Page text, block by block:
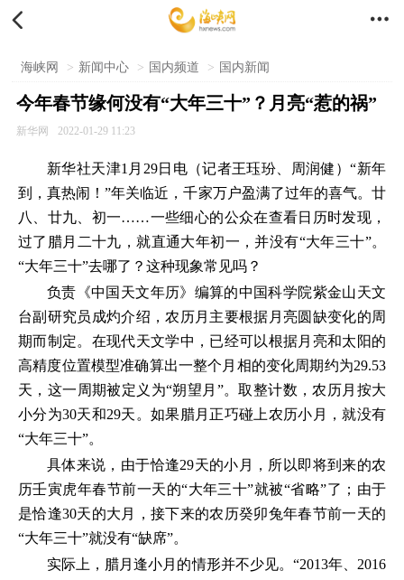
 
海峡网 > 新闻中心 > 国内频道 > 国内新闻
今年春节缘何没有“大年三十”？月亮“惹的祸”
新华网 2022-01-29 11:23
新华社天津1月29日电（记者王珏玢、周润健）“新年
到，真热闹！”年关临近，千家万户盈满了过年的喜气。廿
八、廿九、初一……一些细心的公众在查看日历时发现，
过了腊月二十九，就直通大年初一，并没有“大年三十”。
“大年三十”去哪了？这种现象常见吗？
负责《中国天文年历》编算的中国科学院紫金山天文
台副研究员成灼介绍，农历月主要根据月亮圆缺变化的周
期而制定。在现代天文学中，已经可以根据月亮和太阳的
高精度位置模型准确算出一整个月相的变化周期约为29.53
天，这一周期被定义为“朔望月”。取整计数，农历月按大
小分为30天和29天。如果腊月正巧碰上农历小月，就没有
“大年三十”。
具体来说，由于恰逢29天的小月，所以即将到来的农
历壬寅虎年春节前一天的“大年三十”就被“省略”了；由于
是恰逢30天的大月，接下来的农历癸卯兔年春节前一天的
“大年三十”就没有“缺席”。
实际上，腊月逢小月的情形并不少见。“2013年、2016